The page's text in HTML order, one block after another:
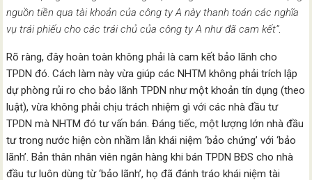
nguồn tiền qua tài khoản của công ty A này thanh toán các nghĩa
vụ trái phiếu cho các trái chủ của công ty A như đã cam kết”.
Rõ ràng, đây hoàn toàn không phải là cam kết bảo lãnh cho
TPDN đó. Cách làm này vừa giúp các NHTM không phải trích lập
dự phòng rủi ro cho bảo lãnh TPDN như một khoản tín dụng (theo
luật), vừa không phải chịu trách nhiệm gì với các nhà đầu tư
TPDN mà NHTM đó tư vấn bán. Đáng tiếc, một lượng lớn nhà đầu
tư trong nước hiện còn nhầm lẫn khái niệm ‘bảo chứng’ với ‘bảo
lãnh’. Bản thân nhân viên ngân hàng khi bán TPDN BĐS cho nhà
đầu tư luôn dùng từ ‘bảo lãnh’, họ đã đánh tráo khái niệm tài